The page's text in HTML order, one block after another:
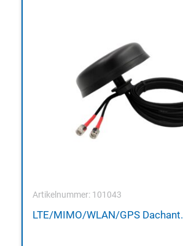
Artikelnummer: 101043
LTE/MIMO/WLAN/GPS Dachant.